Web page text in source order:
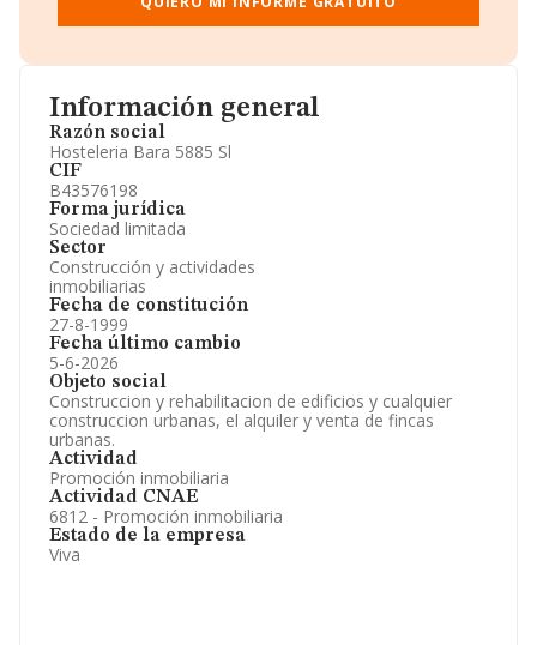
Información general
Razón social
Hosteleria Bara 5885 Sl
CIF
B43576198
Forma jurídica
Sociedad limitada
Sector
Construcción y actividades
inmobiliarias
Fecha de constitución
27-8-1999
Fecha último cambio
5-6-2026
Objeto social
Construccion y rehabilitacion de edificios y cualquier
construccion urbanas, el alquiler y venta de fincas
urbanas.
Actividad
Promoción inmobiliaria
Actividad CNAE
6812 - Promoción inmobiliaria
Estado de la empresa
Viva
Directivos y Ejecutivos.
Información oficial y registral complementaria.